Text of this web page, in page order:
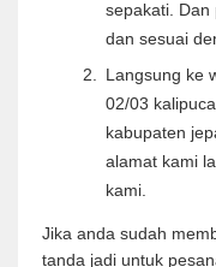
sepakati. Dan
dan sesuai
Langsung ke
02/03
kabupaten
alamat kami
kami.
Jika anda sudah
tanda jadi untuk